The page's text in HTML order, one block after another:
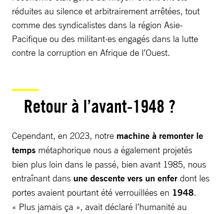
réduites au silence et arbitrairement arrêtées, tout
comme des syndicalistes dans la région Asie-
Pacifique ou des militant·es engagés dans la lutte
contre la corruption en Afrique de l’Ouest.
Retour à l’avant-1948 ?
Cependant, en 2023, notre machine à remonter le
temps métaphorique nous a également projetés
bien plus loin dans le passé, bien avant 1985, nous
entraînant dans une descente vers un enfer dont les
portes avaient pourtant été verrouillées en 1948.
« Plus jamais ça », avait déclaré l’humanité au